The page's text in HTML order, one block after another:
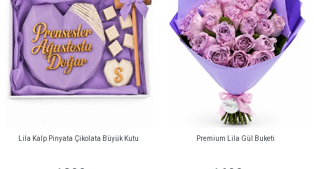
Lila Kalp Pinyata Çikolata Büyük Kutu Premium Lila Gül Buketi